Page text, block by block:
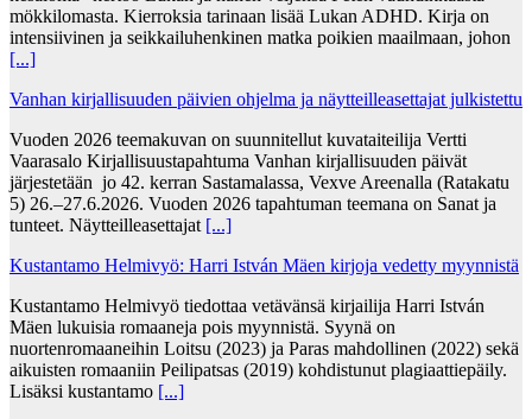
mökkilomasta. Kierroksia tarinaan lisää Lukan ADHD. Kirja on
intensiivinen ja seikkailuhenkinen matka poikien maailmaan, johon
[...]
Vanhan kirjallisuuden päivien ohjelma ja näytteilleasettajat julkistettu
Vuoden 2026 teemakuvan on suunnitellut kuvataiteilija Vertti
Vaarasalo Kirjallisuustapahtuma Vanhan kirjallisuuden päivät
järjestetään jo 42. kerran Sastamalassa, Vexve Areenalla (Ratakatu
5) 26.–27.6.2026. Vuoden 2026 tapahtuman teemana on Sanat ja
tunteet. Näytteilleasettajat [...]
Kustantamo Helmivyö: Harri István Mäen kirjoja vedetty myynnistä
Kustantamo Helmivyö tiedottaa vetävänsä kirjailija Harri István
Mäen lukuisia romaaneja pois myynnistä. Syynä on
nuortenromaaneihin Loitsu (2023) ja Paras mahdollinen (2022) sekä
aikuisten romaaniin Peilipatsas (2019) kohdistunut plagiaattiepäily.
Lisäksi kustantamo [...]